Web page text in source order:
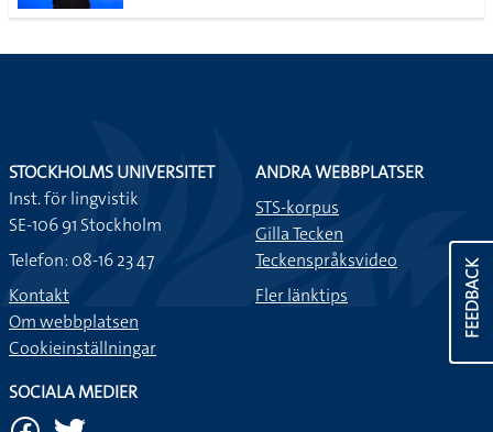
FEEDBACK
STOCKHOLMS UNIVERSITET
Inst. för lingvistik
SE-106 91 Stockholm
Telefon: 08-16 23 47
Kontakt
Om webbplatsen
Cookieinställningar
ANDRA WEBBPLATSER
STS-korpus
Gilla Tecken
Teckenspråksvideo
Fler länktips
SOCIALA MEDIER